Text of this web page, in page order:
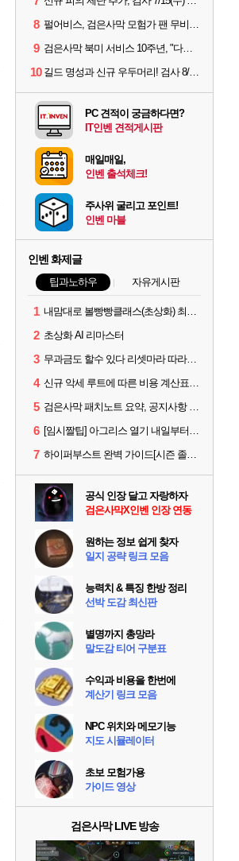
8 펄어비스, 검은사막 모험가 팬 무비 '마디걸스' 글로벌 상영회 개최
9 검은사막 북미 서비스 10주년, "다음 10년도 우리만의 액션으로"
10 길드 명성과 신규 우두머리! 검사 8/5(수) 패치 핵심 정리
PC 견적이 궁금하다면?
IT인벤 견적게시판
매일매일,
인벤 출석체크!
주사위 굴리고 포인트!
인벤 마블
인벤 화제글
팁과노하우 자유게시판
1 내맘대로 볼빵빵클래스(초상화) 최신버전입니다
2 초상화 AI 리마스터
3 무과금도 할수 있다 리셋마라 따라하기
4 신규 악세 루트에 따른 비용 계산표 #에크레타#아페론#카라자드#데보레카
5 검은사막 패치노트 요약, 공지사항 검색, AI 사서 사이트 공유 (칼페온 도서관)
6 [임시짤팁] 아그리스 열기 내일부터 꺼봅시다.
7 하이퍼부스트 완벽 가이드[시즌 졸업 부터 공방합 750까지] _ 21시간 26분 컷 성장 꿀팁 총 정리
공식 인장 달고 자랑하자
검은사막X인벤 인장 연동
원하는 정보 쉽게 찾자
일지 공략 링크 모음
능력치 & 특징 한방 정리
선박 도감 최신판
별명까지 총망라
말도감 티어 구분표
수익과 비용을 한번에
계산기 링크 모음
NPC 위치와 메모기능
지도 시뮬레이터
초보 모험가용
가이드 영상
검은사막 LIVE 방송